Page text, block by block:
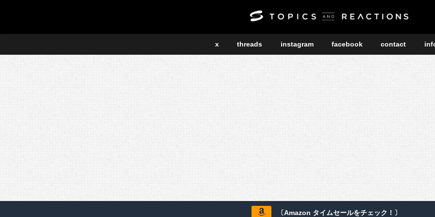
x threads instagram facebook contact
〔Amazon タイムセールをチェック！〕